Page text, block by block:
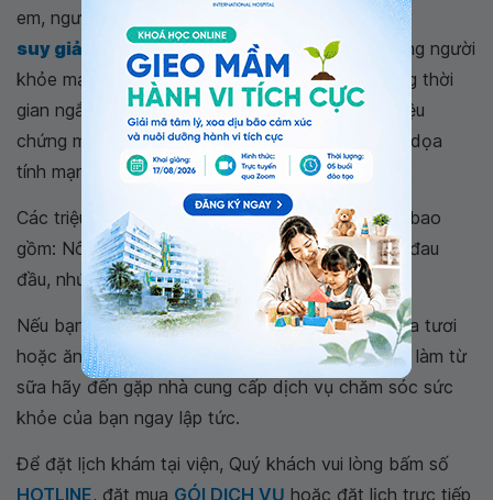
em, người già và những người bị
suy giảm hệ miễn dịch. Trong khi hầu hết những người
khỏe mạnh khỏi bệnh do thực phẩm gây ra trong thời
gian ngắn, một số người có thể xuất hiện các triệu
chứng mãn tính, nghiêm trọng hoặc thậm chí đe dọa
tính mạng.
Các triệu chứng của bệnh do thực phẩm có thể bao
gồm: Nôn mửa, bệnh
, đau bụng, sốt, đau
đầu, nhức mỏi cơ thể.
Nếu bạn nghĩ rằng bạn có thể bị ốm do uống sữa tươi
hoặc ăn sữa chua, pho mát, hoặc một sản phẩm làm từ
sữa hãy đến gặp nhà cung cấp dịch vụ chăm sóc sức
khỏe của bạn ngay lập tức.
Để đặt lịch khám tại viện, Quý khách vui lòng bấm số
HOTLINE, đặt mua GÓI DỊCH VỤ hoặc đặt lịch trực tiếp